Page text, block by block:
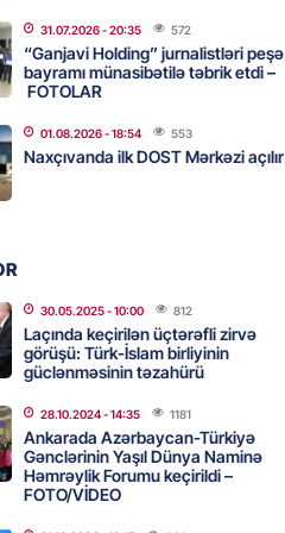
UNESCO-dakı yeni
kimdir? – DOSYE
- 16:00
pozan 26 nəfər tutuldu
və Yaroslavldakı
zavodunu vurub
- 15:30
Azərbaycanla bağlı tapşırıq
hərəkətə keçdi
31.07.2026- 20:35 572
“Ganjavi Holding” jurnalistləri peşə
bayramı münasibətilə təbrik etdi –
FOTOLAR
01.08.2026- 18:54 553
Naxçıvanda ilk DOST Mərkəzi açılır
30.05.2025- 10:00 812
Laçında keçirilən üçtərəfli zirvə
görüşü: Türk-İslam birliyinin
güclənməsinin təzahürü
28.10.2024- 14:35 1181
Ankarada Azərbaycan-Türkiyə
Gənclərinin Yaşıl Dünya Naminə
Həmrəylik Forumu keçirildi –
FOTO/VİDEO